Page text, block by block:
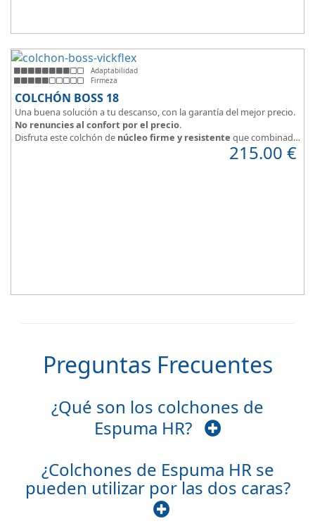
Adaptabilidad
Firmeza
COLCHÓN BOSS 18
Una buena solución a tu descanso, con la garantía del mejor precio.
No renuncies al confort por el precio.
Disfruta este colchón de núcleo firme y resistente que combinado
con el material viscoelástico ViscoPlume en ambas caras y algodón
en cara de verano, consigue un descanso reparador y máximo
215.00 €
Preguntas Frecuentes
¿Qué son los colchones de
Espuma HR?
¿Colchones de Espuma HR se
pueden utilizar por las dos caras?